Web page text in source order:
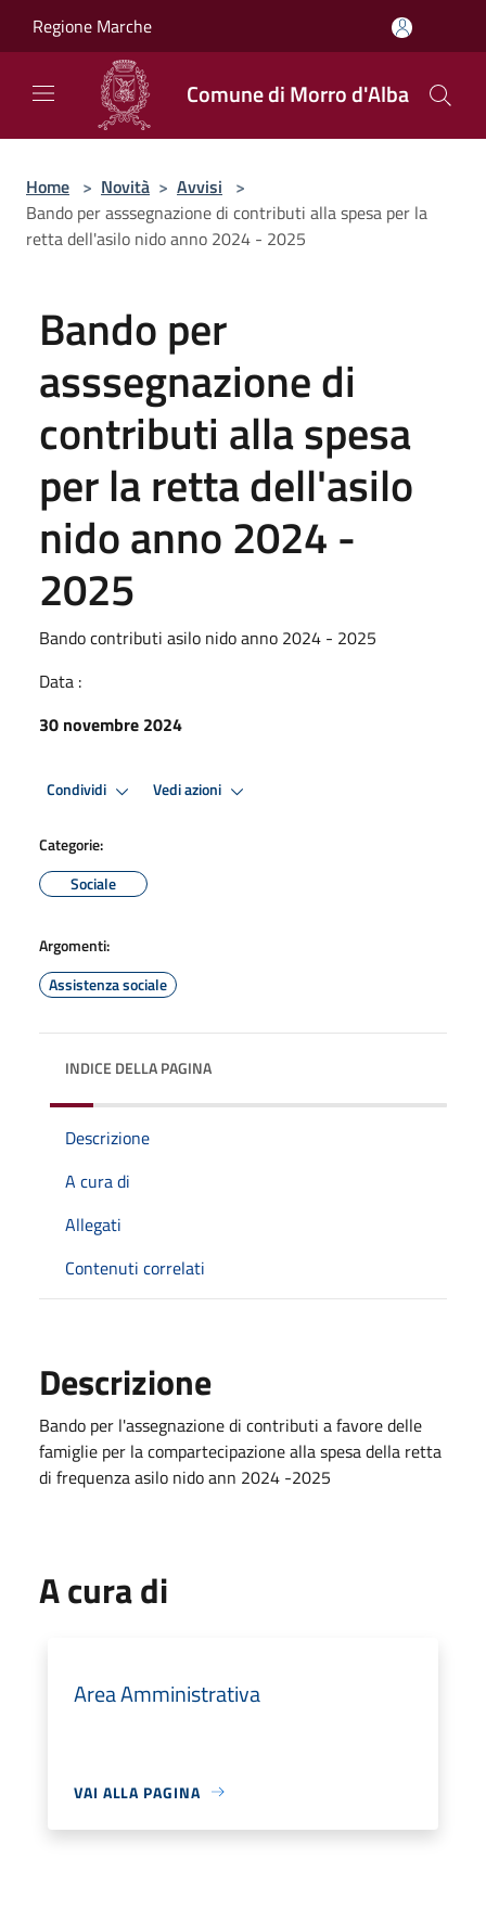
Regione Marche
Comune di Morro d'Alba
Home > Novità > Avvisi >
Bando per asssegnazione di contributi alla spesa per la
retta dell'asilo nido anno 2024 - 2025
Bando per
asssegnazione di
contributi alla spesa
per la retta dell'asilo
nido anno 2024 -
2025
Bando contributi asilo nido anno 2024 - 2025
Data :
30 novembre 2024
Condividi Vedi azioni
Categorie:
Sociale
Argomenti:
Assistenza sociale
INDICE DELLA PAGINA
Descrizione
A cura di
Allegati
Contenuti correlati
Descrizione
Bando per l'assegnazione di contributi a favore delle
famiglie per la compartecipazione alla spesa della retta
di frequenza asilo nido ann 2024 -2025
A cura di
Area Amministrativa
VAI ALLA PAGINA